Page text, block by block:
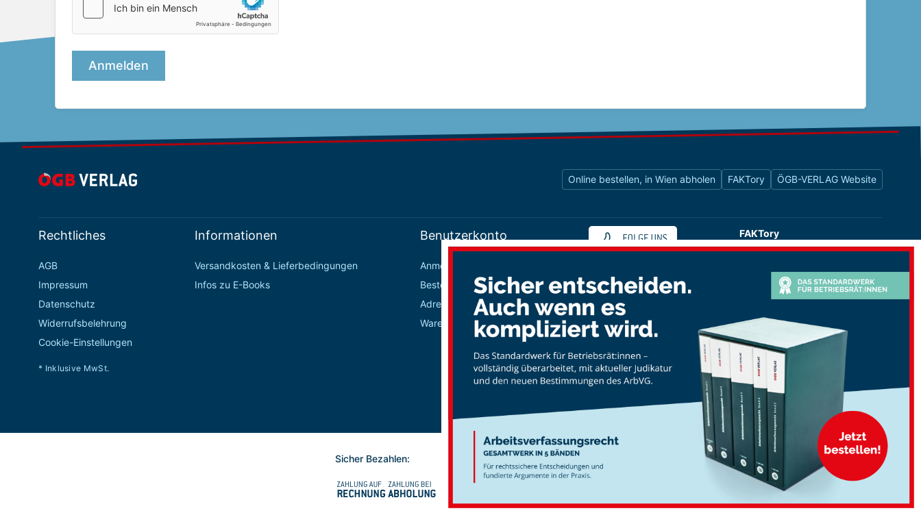
Online bestellen, in Wien abholen FAKTory ÖGB-VERLAG Website
Rechtliches
AGB
Impressum
Datenschutz
Widerrufsbelehrung
Cookie-Einstellungen
* Inklusive MwSt.
Informationen
Versandkosten & Lieferbedingungen
Infos zu E-Books
Benutzerkonto
Anmelden / Registrieren
Bestellungen
Adressbuch
Warenkorb
FAKTory
Buchhandlung des ÖGB-Verlags
1010 Wien
Tel: 01 / 405 49 98 / 99132
Fax: 01 / 405 49 98 / 99136
Öffnungszeiten:
Montag bis Freitag
9:00 - 18:00 Uhr
durchgehend
Sicher Bezahlen: